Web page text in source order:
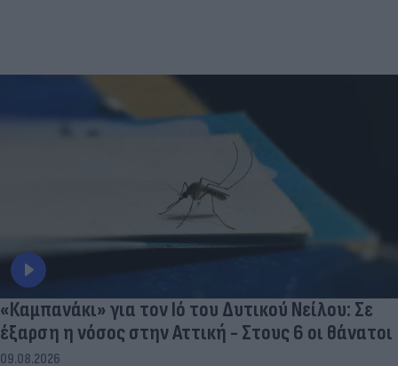
«Καμπανάκι» για τον Ιό του Δυτικού Νείλου: Σε
έξαρση η νόσος στην Αττική - Στους 6 οι θάνατοι
09.08.2026